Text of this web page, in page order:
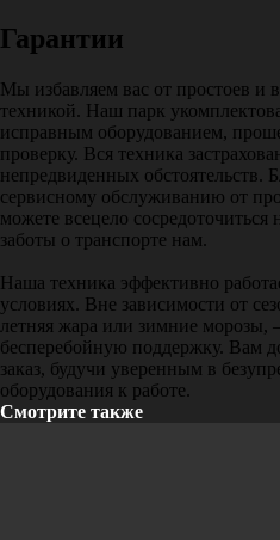
Гарантии
Мы избавляем вас от простоев и
техникой. Наш парк
исправным оборудованием,
проверку. Вся техника
непредвиденных обстоятельств.
сервисному обслуживанию от
можете всецело сосредоточиться
заботы о транспорте нам.
Наша техника эффективно
условиях. Вне зависимости от
летняя жара или зимние
бесперебойную поддержку. Вам
заказ, будучи уверенным в
оборудования к работе.
Смотрите также